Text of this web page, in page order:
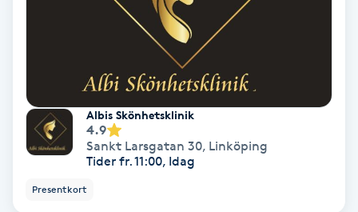
BröllopsuppsättningAlbis Skönhetsklinik
4.9
Sankt Larsgatan 30, Linköping
Tider fr. 11:00, Idag
Presentkort